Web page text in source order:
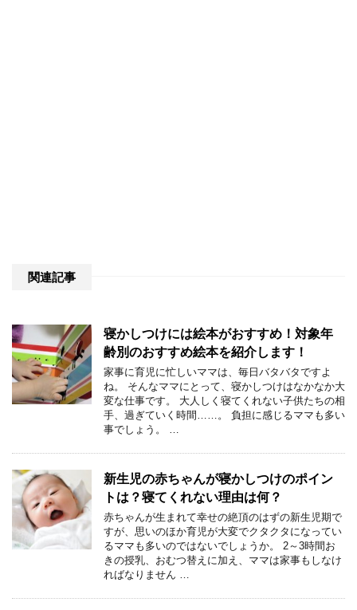
関連記事
寝かしつけには絵本がおすすめ！対象年
齢別のおすすめ絵本を紹介します！
家事に育児に忙しいママは、毎日バタバタですよ
ね。 そんなママにとって、寝かしつけはなかなか大
変な仕事です。 大人しく寝てくれない子供たちの相
手、過ぎていく時間……。 負担に感じるママも多い
事でしょう。 …
新生児の赤ちゃんが寝かしつけのポイン
トは？寝てくれない理由は何？
赤ちゃんが生まれて幸せの絶頂のはずの新生児期で
すが、思いのほか育児が大変でクタクタになってい
るママも多いのではないでしょうか。 2～3時間お
きの授乳、おむつ替えに加え、ママは家事もしなけ
ればなりません …